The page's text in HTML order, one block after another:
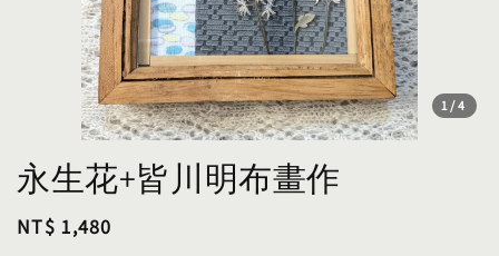
1/4
永生花+皆川明布畫作
Regular
NT$ 1,480